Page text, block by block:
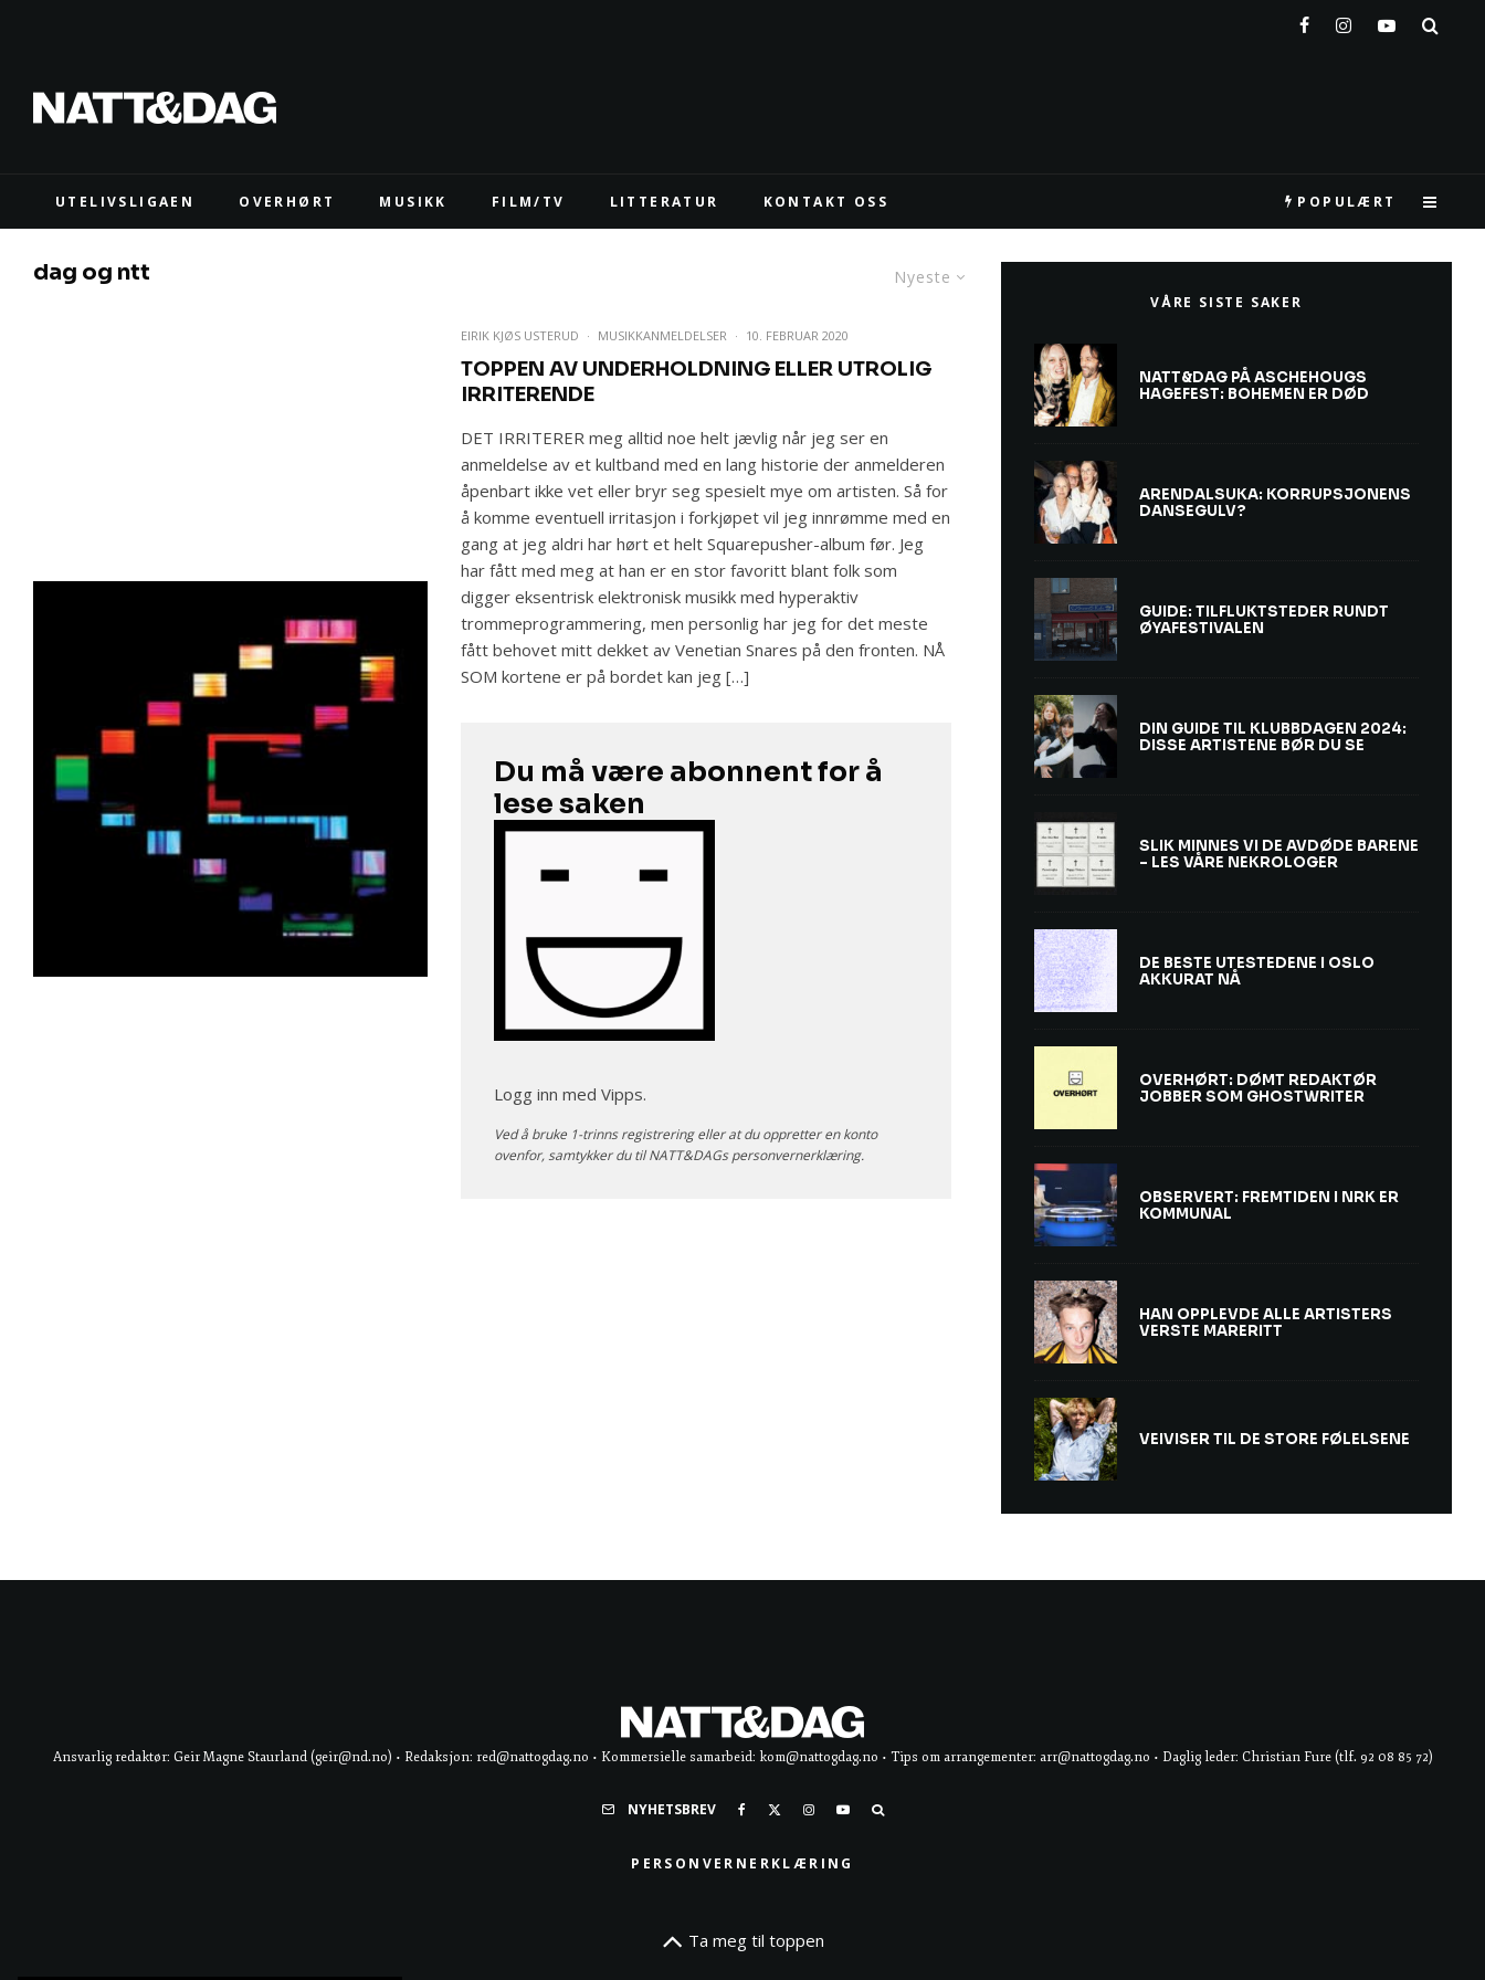
UTELIVSLIGAEN OVERHØRT MUSIKK FILM/TV LITTERATUR KONTAKT OSS POPULÆRT
Nyeste
dag og ntt
EIRIK KJØS USTERUD · MUSIKKANMELDELSER · 10. FEBRUAR 2020
TOPPEN AV UNDERHOLDNING ELLER UTROLIG
IRRITERENDE
DET IRRITERER meg alltid noe helt jævlig når jeg ser en
anmeldelse av et kultband med en lang historie der anmelderen
åpenbart ikke vet eller bryr seg spesielt mye om artisten. Så for
å komme eventuell irritasjon i forkjøpet vil jeg innrømme med en
gang at jeg aldri har hørt et helt Squarepusher-album før. Jeg
har fått med meg at han er en stor favoritt blant folk som
digger eksentrisk elektronisk musikk med hyperaktiv
trommeprogrammering, men personlig har jeg for det meste
fått behovet mitt dekket av Venetian Snares på den fronten. NÅ
SOM kortene er på bordet kan jeg […]
Du må være abonnent for å
lese saken
Logg inn med Vipps.
Ved å bruke 1-trinns registrering eller at du oppretter en konto
ovenfor, samtykker du til NATT&DAGspersonvernerklæring.
VÅRE SISTE SAKER
NATT&DAG PÅ ASCHEHOUGS
HAGEFEST: BOHEMEN ER DØD
ARENDALSUKA: KORRUPSJONENS
DANSEGULV?
GUIDE: TILFLUKTSTEDER RUNDT
ØYAFESTIVALEN
DIN GUIDE TIL KLUBBDAGEN 2024:
DISSE ARTISTENE BØR DU SE
SLIK MINNES VI DE AVDØDE BARENE
– LES VÅRE NEKROLOGER
DE BESTE UTESTEDENE I OSLO
AKKURAT NÅ
OVERHØRT: DØMT REDAKTØR
JOBBER SOM GHOSTWRITER
OBSERVERT: FREMTIDEN I NRK ER
KOMMUNAL
HAN OPPLEVDE ALLE ARTISTERS
VERSTE MARERITT
VEIVISER TIL DE STORE FØLELSENE
Ansvarlig redaktør: Geir Magne Staurland (geir@nd.no) • Redaksjon: red@nattogdag.no • Kommersielle samarbeid: kom@nattogdag.no • Tips om arrangementer: arr@nattogdag.no • Daglig leder: Christian Fure (tlf. 92 08 85 72)
NYHETSBREV
PERSONVERNERKLÆRING
Ta meg til toppen